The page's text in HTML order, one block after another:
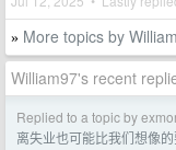
» More topics by
William97's recent
Replied to a topic by
离失业也可能比我们想像